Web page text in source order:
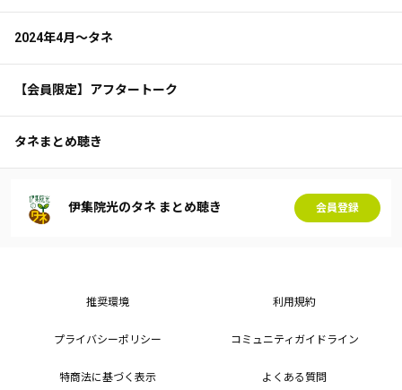
2024年4月～タネ
【会員限定】アフタートーク
タネまとめ聴き
伊集院光のタネ まとめ聴き 会員登録
推奨環境 利用規約
プライバシーポリシー コミュニティガイドライン
特商法に基づく表示 よくある質問